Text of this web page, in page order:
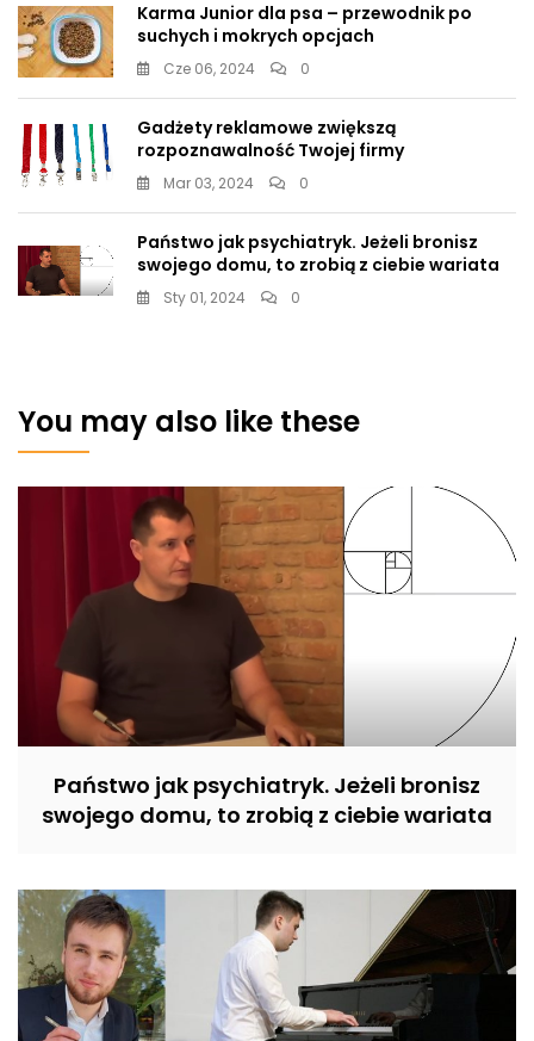
Karma Junior dla psa – przewodnik po
suchych i mokrych opcjach
Cze 06, 2024 0
Gadżety reklamowe zwiększą
rozpoznawalność Twojej firmy
Mar 03, 2024 0
Państwo jak psychiatryk. Jeżeli bronisz
swojego domu, to zrobią z ciebie wariata
Sty 01, 2024 0
You may also like these
Państwo jak psychiatryk. Jeżeli bronisz
swojego domu, to zrobią z ciebie wariata